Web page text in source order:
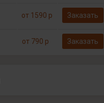
от 1590 р Заказать
от 790 р Заказать